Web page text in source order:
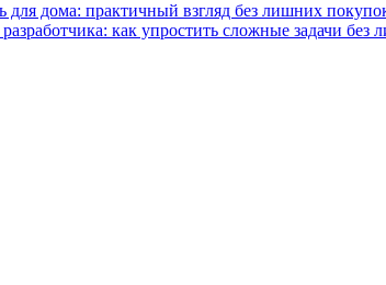
для дома: практичный взгляд без лишних
как упростить сложные задачи без